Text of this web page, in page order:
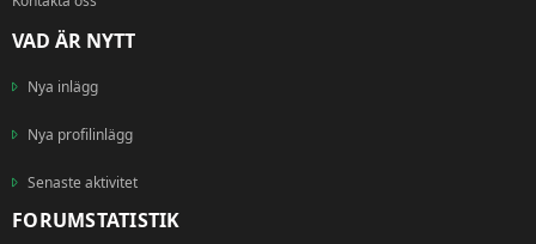
VAD ÄR NYTT
Nya inlägg
Nya profilinlägg
Senaste aktivitet
FORUMSTATISTIK